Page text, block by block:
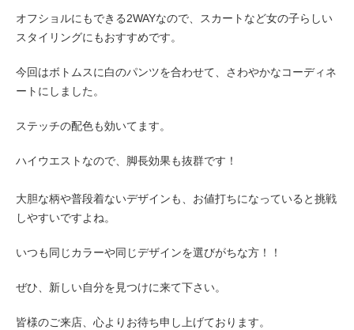
オフショルにもできる2WAYなので、スカートなど女の子らしい
スタイリングにもおすすめです。
今回はボトムスに白のパンツを合わせて、さわやかなコーディネ
ートにしました。
ステッチの配色も効いてます。
ハイウエストなので、脚長効果も抜群です！
大胆な柄や普段着ないデザインも、お値打ちになっていると挑戦
しやすいですよね。
いつも同じカラーや同じデザインを選びがちな方！！
ぜひ、新しい自分を見つけに来て下さい。
皆様のご来店、心よりお待ち申し上げております。